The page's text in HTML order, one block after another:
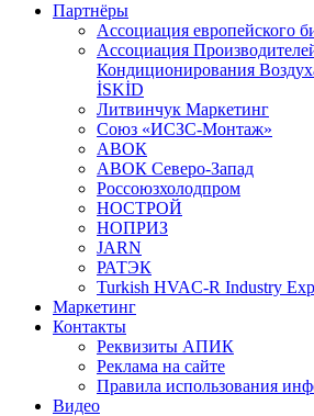
Партнёры
Ассоциация европейского
Aссоциация
Кондиционирования
İSKİD
Литвинчук Маркетинг
Союз «ИСЗС-Монтаж»
АВОК
АВОК Северо-Запад
Россоюзхолодпром
НОСТРОЙ
НОПРИЗ
JARN
РАТЭК
Turkish HVAC-R Industry
Маркетинг
Контакты
Реквизиты АПИК
Реклама на сайте
Правила использования
Видео